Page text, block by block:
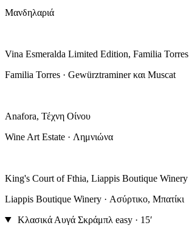
Μανδηλαριά
Vina Esmeralda Limited Edition, Familia Torres
Familia Torres · Gewürztraminer και Muscat
Anafora, Τέχνη Οίνου
Wine Art Estate · Λημνιώνα
King's Court of Fthia, Liappis Boutique Winery
Liappis Boutique Winery · Ασύρτικο, Μπατίκι
Κλασικά Αυγά Σκράμπλ easy · 15′